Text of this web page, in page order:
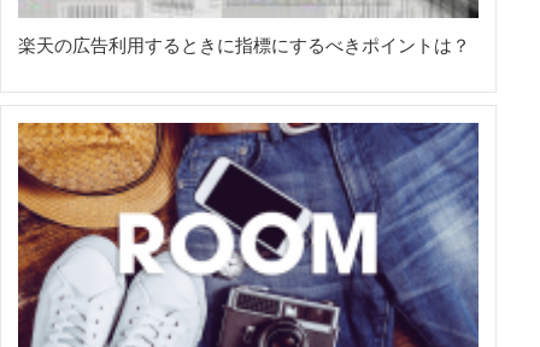
楽天の広告利用するときに指標にするべきポイントは？